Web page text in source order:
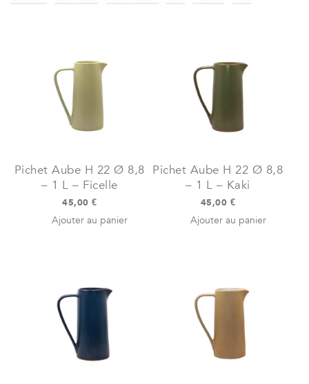
Pichet Aube H 22 Ø 8,8
– 1 L – Ficelle
45,00€
Ajouter au panier
Pichet Aube H 22 Ø 8,8
– 1 L – Kaki
45,00 €
Ajouter au panier